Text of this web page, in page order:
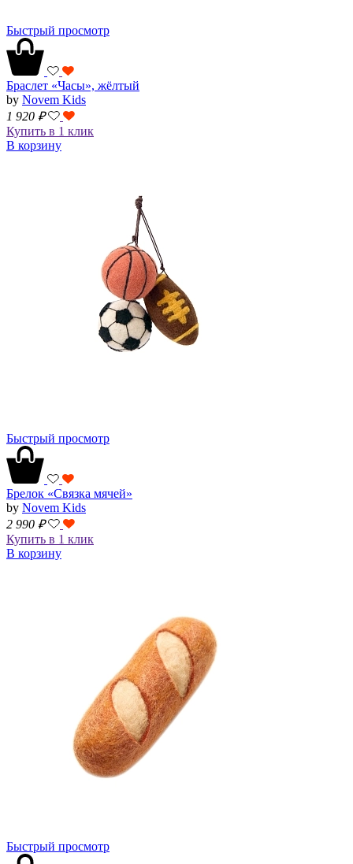
Быстрый просмотр
Браслет «Часы», жёлтый
by Novem Kids
1 920 ₽
Купить в 1 клик
В корзину
Быстрый просмотр
Брелок «Связка мячей»
by Novem Kids
2 990 ₽
Купить в 1 клик
В корзину
Быстрый просмотр